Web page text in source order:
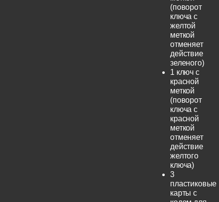
(поворот
ключа с
желтой
меткой
отменяет
действие
зеленого)
1 ключ с
красной
меткой
(поворот
ключа с
красной
меткой
отменяет
действие
желтого
ключа)
3
пластиковые
карты с